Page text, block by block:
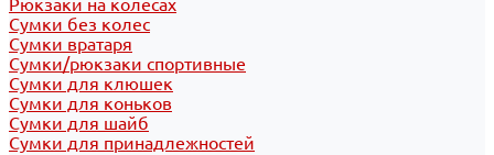
Рюкзаки на колесах
Сумки без колес
Сумки вратаря
Сумки/рюкзаки спортивные
Сумки для клюшек
Сумки для коньков
Сумки для шайб
Сумки для принадлежностей